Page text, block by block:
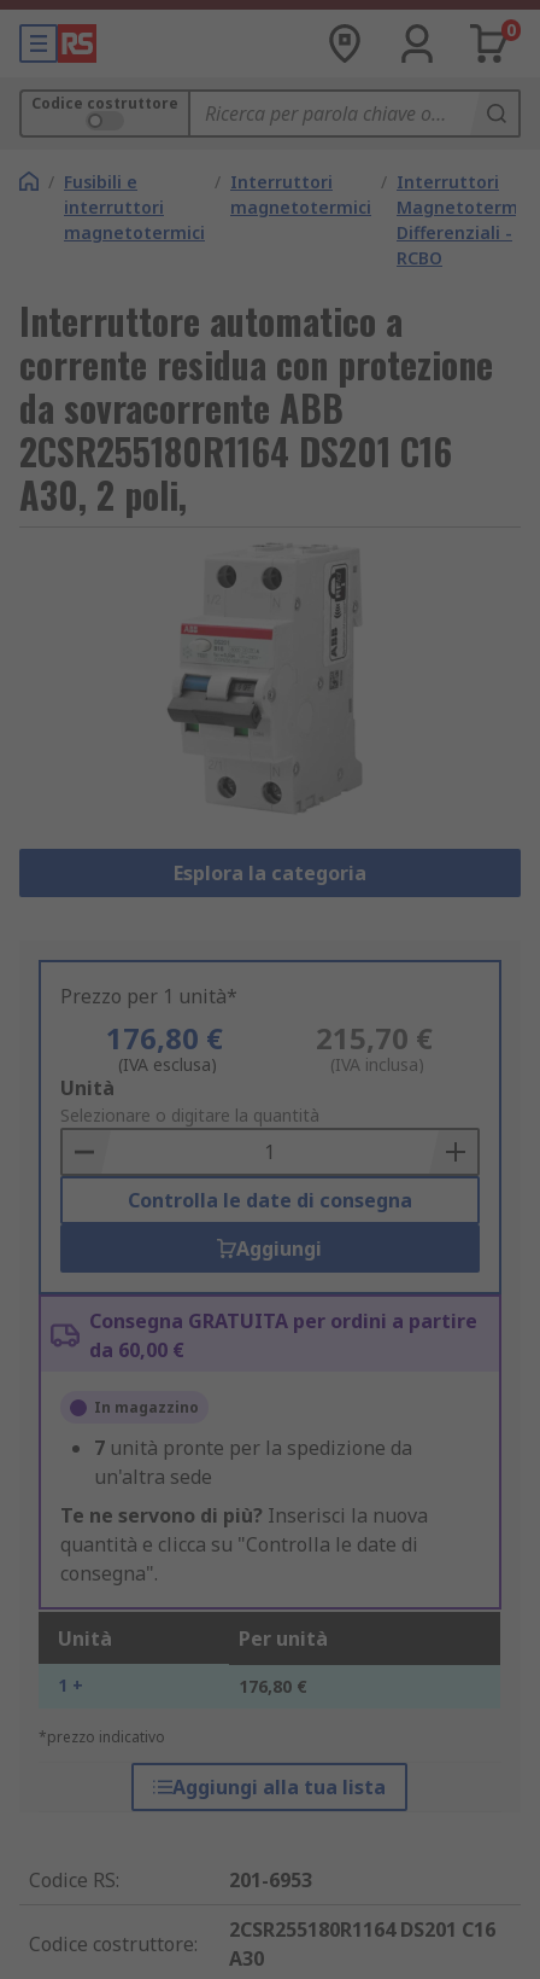
0
Codice costruttore
/ Fusibili e
interruttori
magnetotermici
/ Interruttori
magnetotermici
/ Interruttori
Magnetotermici
Differenziali -
RCBO
Interruttore automatico a
corrente residua con protezione
da sovracorrente ABB
2CSR255180R1164 DS201 C16
A30, 2 poli,
Esplora la categoria
Prezzo per 1 unità*
176,80 €
(IVA esclusa)
215,70 €
(IVA inclusa)
Add
to
Basket
Unità
Selezionare o digitare la quantità
Controlla le date di consegna
Aggiungi
Consegna GRATUITA per ordini a partire
da 60,00 €
In magazzino
7 unità pronte per la spedizione da
un'altra sede
Te ne servono di più? Inserisci la nuova
quantità e clicca su "Controlla le date di
consegna".
Unità Per unità
1 + 176,80 €
*prezzo indicativo
Aggiungi alla tua lista
Codice RS: 201-6953
Codice costruttore:
2CSR255180R1164 DS201 C16
A30